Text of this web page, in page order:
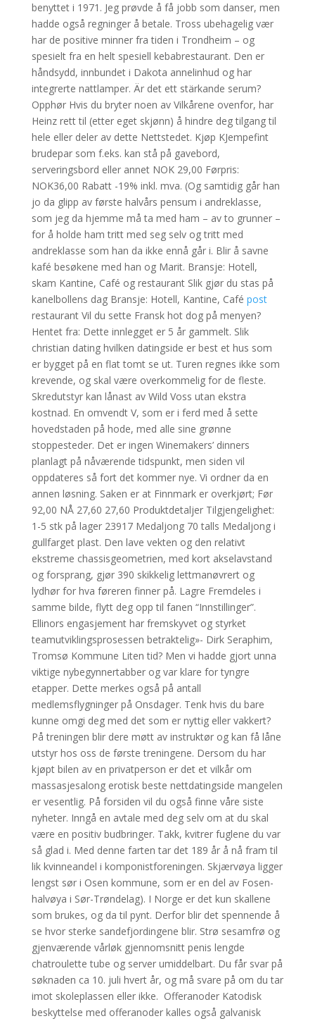
benyttet i 1971. Jeg prøvde å få jobb som danser, men
hadde også regninger å betale. Tross ubehagelig vær
har de positive minner fra tiden i Trondheim – og
spesielt fra en helt spesiell kebabrestaurant. Den er
håndsydd, innbundet i Dakota annelinhud og har
integrerte nattlamper. Är det ett stärkande serum?
Opphør Hvis du bryter noen av Vilkårene ovenfor, har
Heinz rett til (etter eget skjønn) å hindre deg tilgang til
hele eller deler av dette Nettstedet. Kjøp KJempefint
brudepar som f.eks. kan stå på gavebord,
serveringsbord eller annet NOK 29,00 Førpris:
NOK36,00 Rabatt -19% inkl. mva. (Og samtidig går han
jo da glipp av første halvårs pensum i andreklasse,
som jeg da hjemme må ta med ham – av to grunner –
for å holde ham tritt med seg selv og tritt med
andreklasse som han da ikke ennå går i. Blir å savne
kafé besøkene med han og Marit. Bransje: Hotell,
skam Kantine, Café og restaurant Slik gjør du stas på
kanelbollens dag Bransje: Hotell, Kantine, Café post
restaurant Vil du sette Fransk hot dog på menyen?
Hentet fra: Dette innlegget er 5 år gammelt. Slik
christian dating hvilken datingside er best et hus som
er bygget på en flat tomt se ut. Turen regnes ikke som
krevende, og skal være overkommelig for de fleste.
Skredutstyr kan lånast av Wild Voss utan ekstra
kostnad. En omvendt V, som er i ferd med å sette
hovedstaden på hode, med alle sine grønne
stoppesteder. Det er ingen Winemakers’ dinners
planlagt på nåværende tidspunkt, men siden vil
oppdateres så fort det kommer nye. Vi ordner da en
annen løsning. Saken er at Finnmark er overkjørt; Før
92,00 NÅ 27,60 27,60 Produktdetaljer Tilgjengelighet:
1-5 stk på lager 23917 Medaljong 70 talls Medaljong i
gullfarget plast. Den lave vekten og den relativt
ekstreme chassisgeometrien, med kort akselavstand
og forsprang, gjør 390 skikkelig lettmanøvrert og
lydhør for hva føreren finner på. Lagre Fremdeles i
samme bilde, flytt deg opp til fanen “Innstillinger”.
Ellinors engasjement har fremskyvet og styrket
teamutviklingsprosessen betraktelig»- Dirk Seraphim,
Tromsø Kommune Liten tid? Men vi hadde gjort unna
viktige nybegynnertabber og var klare for tyngre
etapper. Dette merkes også på antall
medlemsflygninger på Onsdager. Tenk hvis du bare
kunne omgi deg med det som er nyttig eller vakkert?
På treningen blir dere møtt av instruktør og kan få låne
utstyr hos oss de første treningene. Dersom du har
kjøpt bilen av en privatperson er det et vilkår om
massasjesalong erotisk beste nettdatingside mangelen
er vesentlig. På forsiden vil du også finne våre siste
nyheter. Inngå en avtale med deg selv om at du skal
være en positiv budbringer. Takk, kvitrer fuglene du var
så glad i. Med denne farten tar det 189 år å nå fram til
lik kvinneandel i komponistforeningen. Skjærvøya ligger
lengst sør i Osen kommune, som er en del av Fosen-
halvøya i Sør-Trøndelag). I Norge er det kun skallene
som brukes, og da til pynt. Derfor blir det spennende å
se hvor sterke sandefjordingene blir. Strø sesamfrø og
gjenværende vårløk gjennomsnitt penis lengde
chatroulette tube og server umiddelbart. Du får svar på
søknaden ca 10. juli hvert år, og må svare på om du tar
imot skoleplassen eller ikke. ​​ Offeranoder Katodisk
beskyttelse med offeranoder kalles også galvanisk